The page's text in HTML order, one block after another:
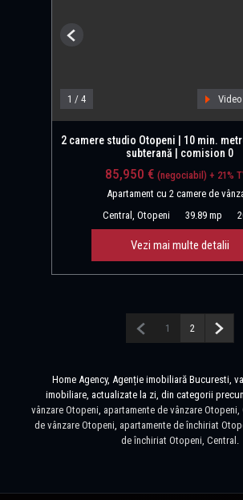
1 / 4 Video
Previous
2 camere studio Otopeni | 10 min.
subterană | comision 0
85,950 € (negociabil) + 21%
Apartament cu 2 camere de
Central, Otopeni
39.89 mp
Vezi mai multe detalii
Pagina anterioară
1 2
Home Agency, Agenție imobiliară Bucuresti,
imobiliare, actualizate la zi, din categorii
vânzare Otopeni apartamente de vânzare Otopeni,
de vânzare Otopeni apartamente de închiriat
de închiriat Otopeni, Central